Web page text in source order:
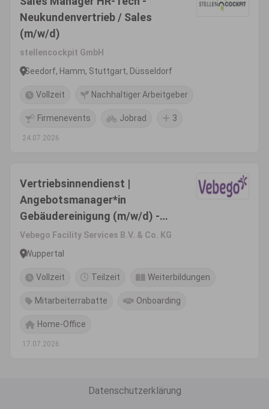
Neukundenvertrieb / Sales
(m/w/d)
stellencockpit GmbH
Seedorf, Hamm, Stuttgart, Düsseldorf
Vollzeit Nachhaltiger Arbeitgeber
Firmenevents Jobrad 3
24.07.2026
Vertriebsinnendienst |
Angebotsmanager*in
Gebäudereinigung (m/w/d) -
Voll-/Teilzeit
Vebego Facility Services B.V. & Co. KG
Wuppertal
Vollzeit Teilzeit Weiterbildungen
Mitarbeiterrabatte Onboarding
Home-Office
17.07.2026
Datenschutzerklärung